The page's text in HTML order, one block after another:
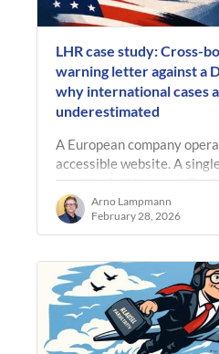
LHR case study: Cross-
warning letter against a
why international cases
underestimated
A European company
accessible website. A
an editorial blog post. The
Months afterwards, a…
Arno Lampmann
February 28, 2026